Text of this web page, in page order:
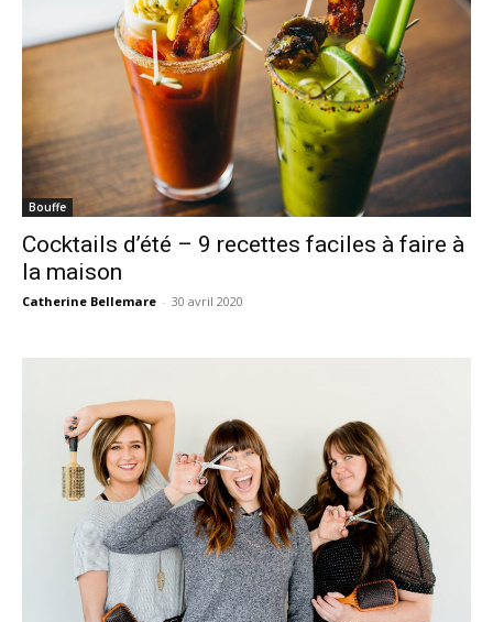
Bouffe
Cocktails d’été – 9 recettes faciles à faire à
la maison
Catherine Bellemare - 30 avril 2020